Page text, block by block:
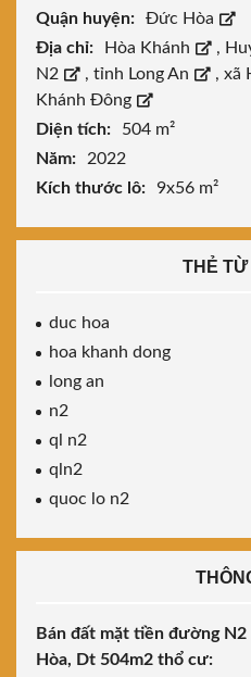
Quận huyện:
Đức Hòa
Địa chỉ:
Hòa Khánh ,
N2
, tỉnh Long An , xã
Khánh Đông
Diện tích:
504 m²
Năm:
2022
Kích thước lô:
9x56 m²
THẺ
duc hoa
hoa khanh dong
long an
n2
ql n2
qln2
quoc lo n2
Bán đất mặt tiền đường
Hòa, Dt 504m2 thổ cư: